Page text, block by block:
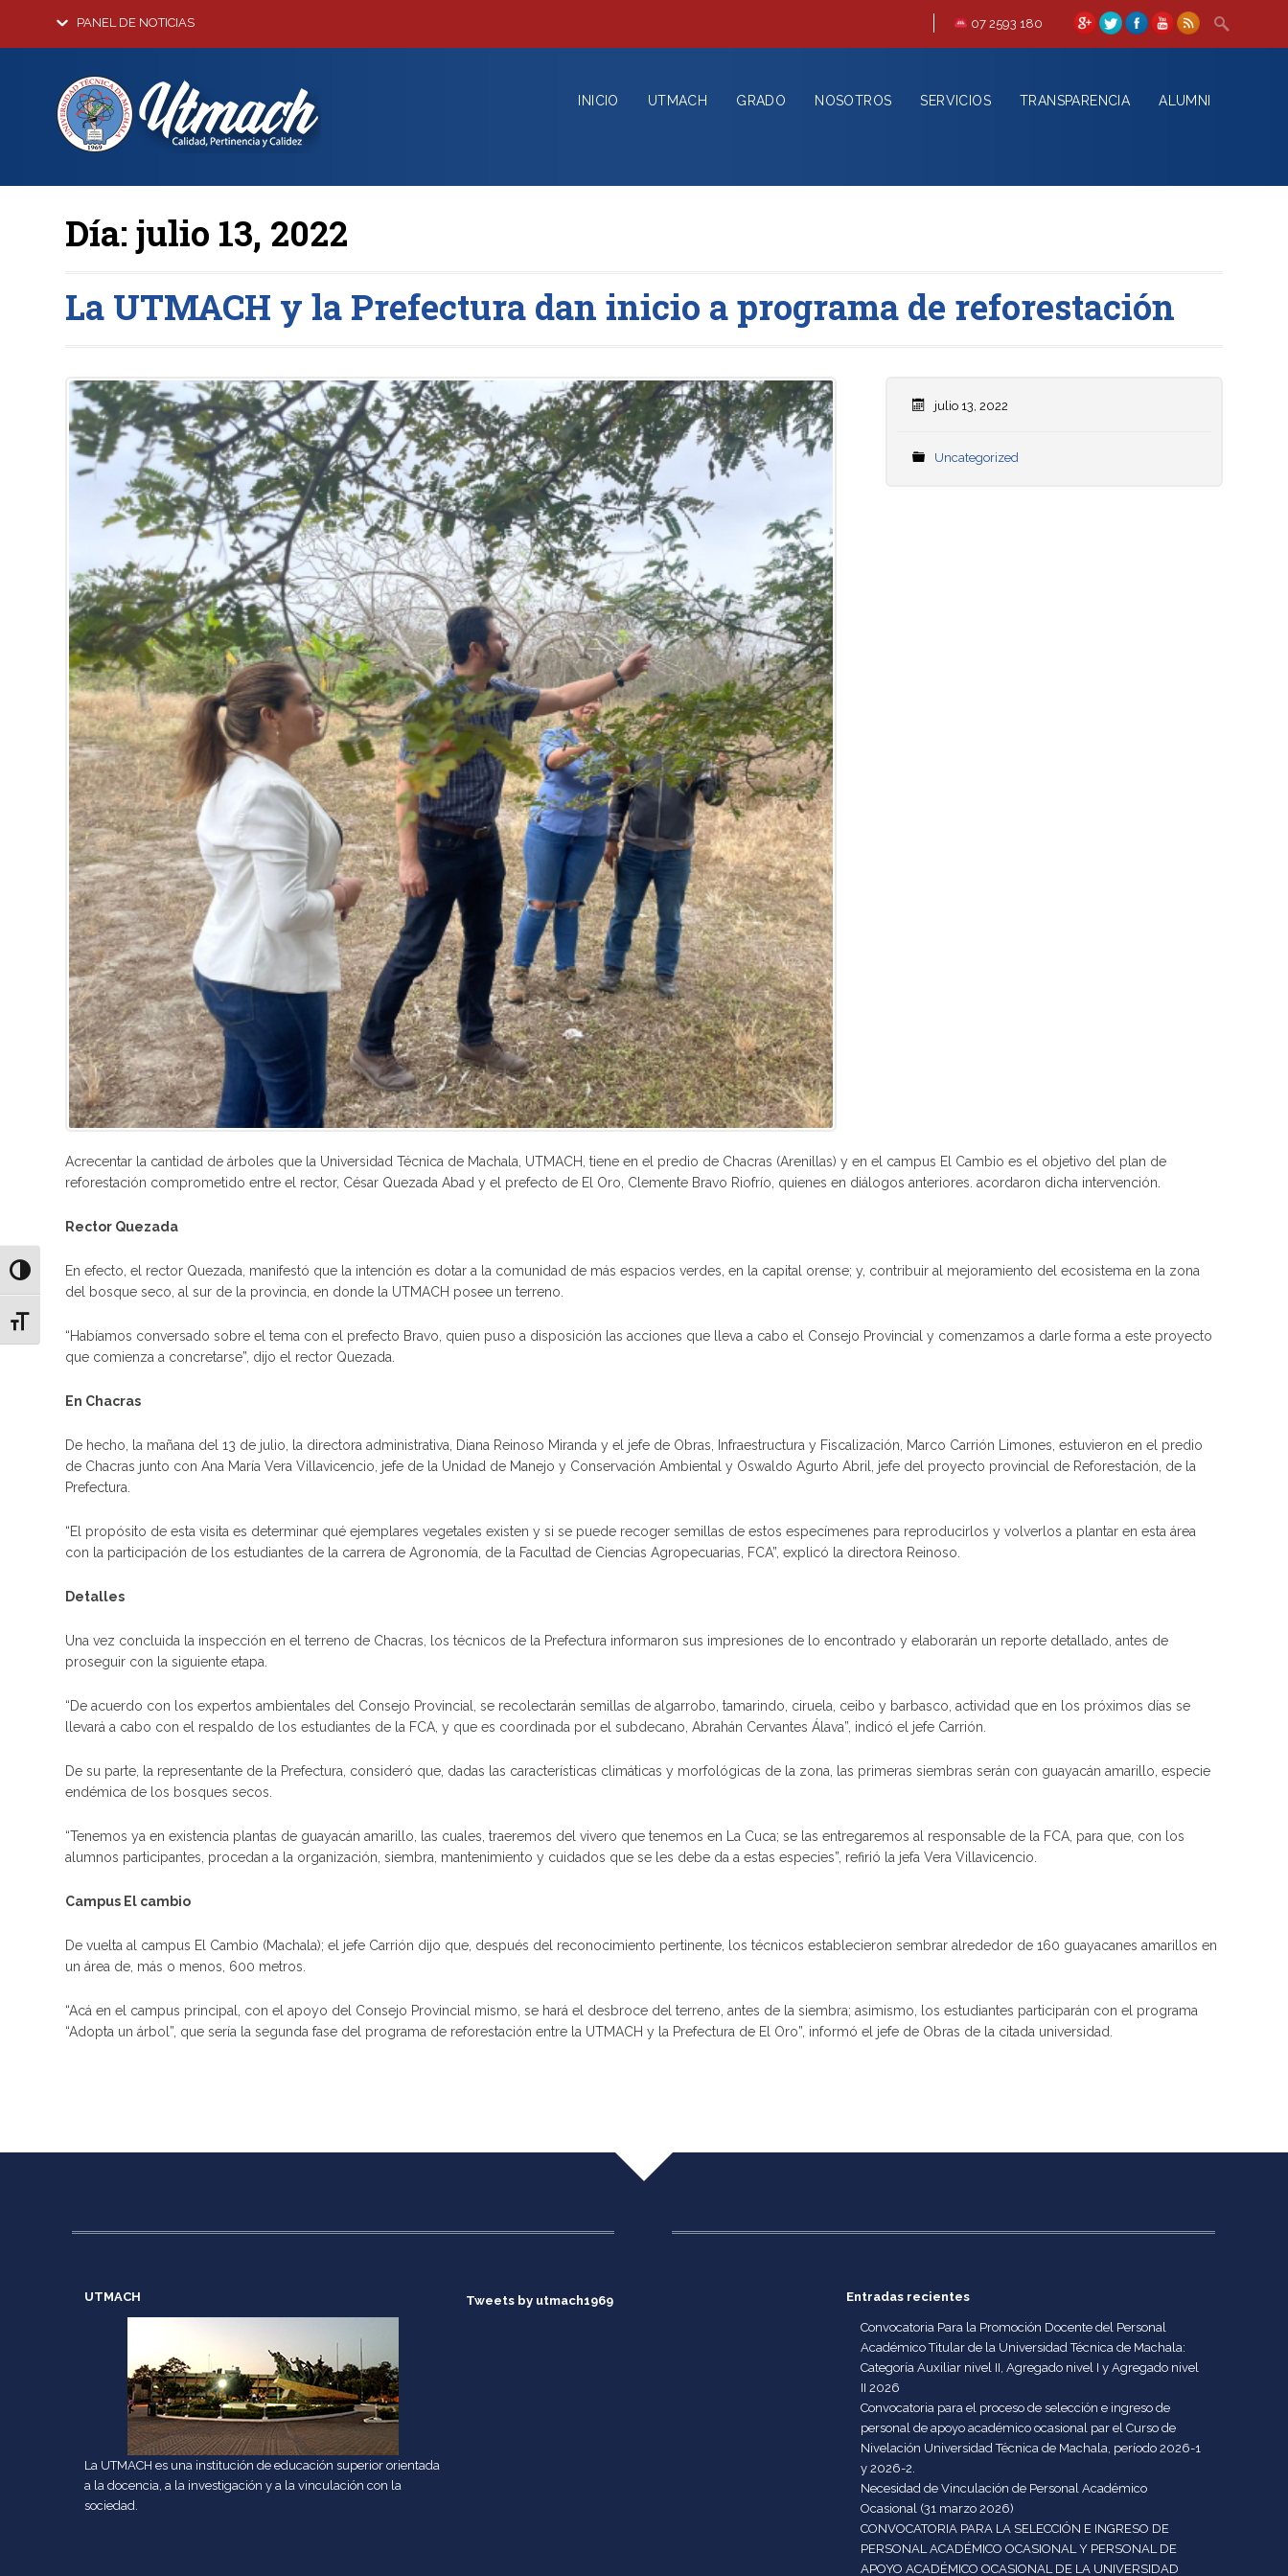
Alternar alto contraste
Alternar tamaño de letra
PANEL DE NOTICIAS 07 2593 180
INICIO UTMACH GRADO NOSOTROS SERVICIOS TRANSPARENCIA ALUMNI
Día:julio 13, 2022
La UTMACH y la Prefectura dan inicio a programa de reforestación
julio 13, 2022
Uncategorized
Acrecentar la cantidad de árboles que la Universidad Técnica de Machala, UTMACH, tiene en el predio de Chacras (Arenillas) y en el campus El Cambio es el objetivo del plan de
reforestación comprometido entre el rector, César Quezada Abad y el prefecto de El Oro, Clemente Bravo Riofrío, quienes en diálogos anteriores. acordaron dicha intervención.
Rector Quezada
En efecto, el rector Quezada, manifestó que la intención es dotar a la comunidad de más espacios verdes, en la capital orense; y, contribuir al mejoramiento del ecosistema en la zona
del bosque seco, al sur de la provincia, en donde la UTMACH posee un terreno.
“Habíamos conversado sobre el tema con el prefecto Bravo, quien puso a disposición las acciones que lleva a cabo el Consejo Provincial y comenzamos a darle forma a este proyecto
que comienza a concretarse”, dijo el rector Quezada.
En Chacras
De hecho, la mañana del 13 de julio, la directora administrativa, Diana Reinoso Miranda y el jefe de Obras, Infraestructura y Fiscalización, Marco Carrión Limones, estuvieron en el predio
de Chacras junto con Ana María Vera Villavicencio, jefe de la Unidad de Manejo y Conservación Ambiental y Oswaldo Agurto Abril, jefe del proyecto provincial de Reforestación, de la
Prefectura.
“El propósito de esta visita es determinar qué ejemplares vegetales existen y si se puede recoger semillas de estos especímenes para reproducirlos y volverlos a plantar en esta área
con la participación de los estudiantes de la carrera de Agronomía, de la Facultad de Ciencias Agropecuarias, FCA”, explicó la directora Reinoso.
Detalles
Una vez concluida la inspección en el terreno de Chacras, los técnicos de la Prefectura informaron sus impresiones de lo encontrado y elaborarán un reporte detallado, antes de
proseguir con la siguiente etapa.
“De acuerdo con los expertos ambientales del Consejo Provincial, se recolectarán semillas de algarrobo, tamarindo, ciruela, ceibo y barbasco, actividad que en los próximos días se
llevará a cabo con el respaldo de los estudiantes de la FCA, y que es coordinada por el subdecano, Abrahán Cervantes Álava”, indicó el jefe Carrión.
De su parte, la representante de la Prefectura, consideró que, dadas las características climáticas y morfológicas de la zona, las primeras siembras serán con guayacán amarillo, especie
endémica de los bosques secos.
“Tenemos ya en existencia plantas de guayacán amarillo, las cuales, traeremos del vivero que tenemos en La Cuca; se las entregaremos al responsable de la FCA, para que, con los
alumnos participantes, procedan a la organización, siembra, mantenimiento y cuidados que se les debe da a estas especies”, refirió la jefa Vera Villavicencio.
Campus El cambio
De vuelta al campus El Cambio (Machala); el jefe Carrión dijo que, después del reconocimiento pertinente, los técnicos establecieron sembrar alrededor de 160 guayacanes amarillos en
un área de, más o menos, 600 metros.
“Acá en el campus principal, con el apoyo del Consejo Provincial mismo, se hará el desbroce del terreno, antes de la siembra; asimismo, los estudiantes participarán con el programa
“Adopta un árbol”, que sería la segunda fase del programa de reforestación entre la UTMACH y la Prefectura de El Oro”, informó el jefe de Obras de la citada universidad.
UTMACH
La UTMACH es una institución de educación superior orientada
a la docencia, a la investigación y a la vinculación con la
sociedad.
Tweets by utmach1969 Entradas recientes
Convocatoria Para la Promoción Docente del Personal
Académico Titular de la Universidad Técnica de Machala:
Categoría Auxiliar nivel II, Agregado nivel I y Agregado nivel
II 2026
Convocatoria para el proceso de selección e ingreso de
personal de apoyo académico ocasional par el Curso de
Nivelación Universidad Técnica de Machala, período 2026-1
y 2026-2.
Necesidad de Vinculación de Personal Académico
Ocasional (31 marzo 2026)
CONVOCATORIA PARA LA SELECCIÓN E INGRESO DE
PERSONAL ACADÉMICO OCASIONAL Y PERSONAL DE
APOYO ACADÉMICO OCASIONAL DE LA UNIVERSIDAD